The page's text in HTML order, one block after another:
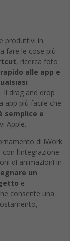
produttivi in
fare le cose più
, ricerca foto
alle app e
Il drag and drop
app più facile che
semplice e
Apple.
di iWork
l’integrazione
di animazioni in
un
e
consente una